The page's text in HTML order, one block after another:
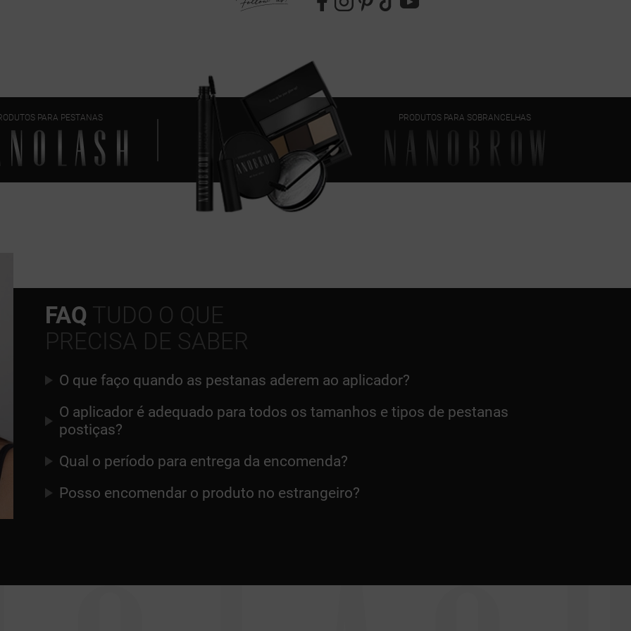
PARA PESTANAS PRODUTOS PARA SOBRANCELHAS
FAQ TUDO O QUE
PRECISA DE SABER
O que faço quando as pestanas aderem ao aplicador?
O aplicador é adequado para todos os tamanhos e tipos de pestanas
postiças?
Qual o período para entrega da encomenda?
Posso encomendar o produto no estrangeiro?